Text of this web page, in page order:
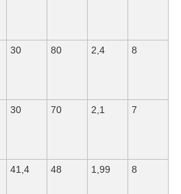
30 80 2,4 8
30 70 2,1 7
41,4 48 1,99 8